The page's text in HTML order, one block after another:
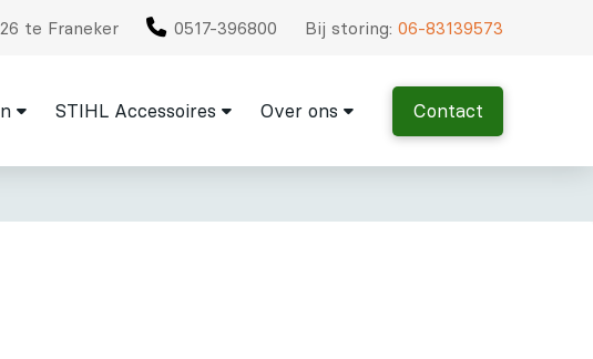
te Franeker 0517-396800 Bij storing:06-83139573
STIHL Accessoires Over ons Contact